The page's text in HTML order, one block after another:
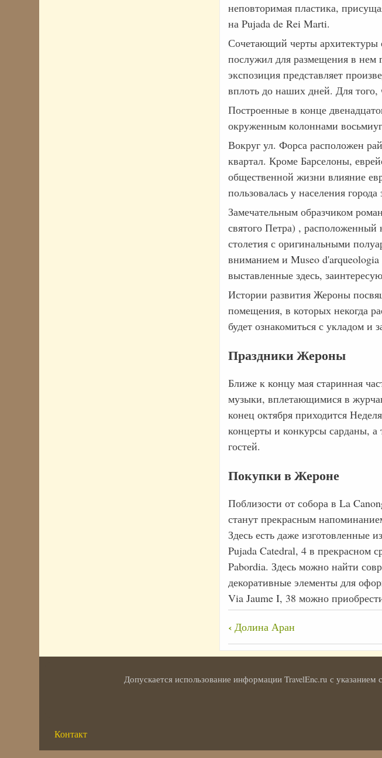
неповторимая пластика,
на Pujada de Rei Marti.
Сочетающий черты архитектуры
послужил для размещения в нем
экспозиция представляет
вплоть до наших дней. Для того,
Построенные в конце
окруженным колоннами
Вокруг ул. Форса расположен
квартал. Кроме Барселоны,
общественной жизни влияние
пользовалась у населения
Замечательным образчиком
святого Петра) , расположенный
столетия с оригинальными
вниманием и Museo
выставленные здесь,
Истории развития Жероны
помещения, в которых некогда
будет ознакомиться с укладом
Праздники Жероны
Ближе к концу мая старинная
музыки, вплетающимися в
конец октября приходится
концерты и конкурсы сарданы,
гостей.
Покупки в Жероне
Поблизости от собора в La
станут прекрасным
Здесь есть даже
Pujada Catedral, 4 в прекрасном
Pabordia. Здесь можно найти
декоративные элементы для
Via Jaume I, 38 можно
Перекрёстные
ссылки
книги
для
‹Долина Аран
Допускается использование информации TravelEnc.ru с
Контакт